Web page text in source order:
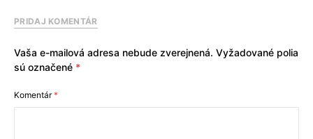
PRIDAJ KOMENTÁR
Vaša e-mailová adresa nebude zverejnená. Vyžadované polia
sú označené *
Komentár*